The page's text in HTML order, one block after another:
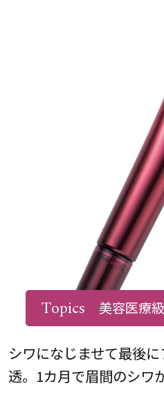
シワになじませて最後
透。1カ月で眉間のシワ
Topics 美容医療